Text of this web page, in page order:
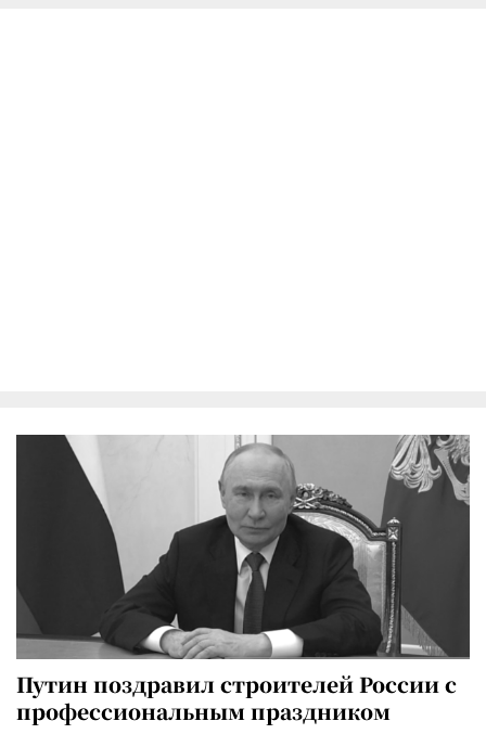
Путин поздравил строителей России с
профессиональным праздником